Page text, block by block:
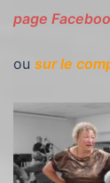
page
ou sur le